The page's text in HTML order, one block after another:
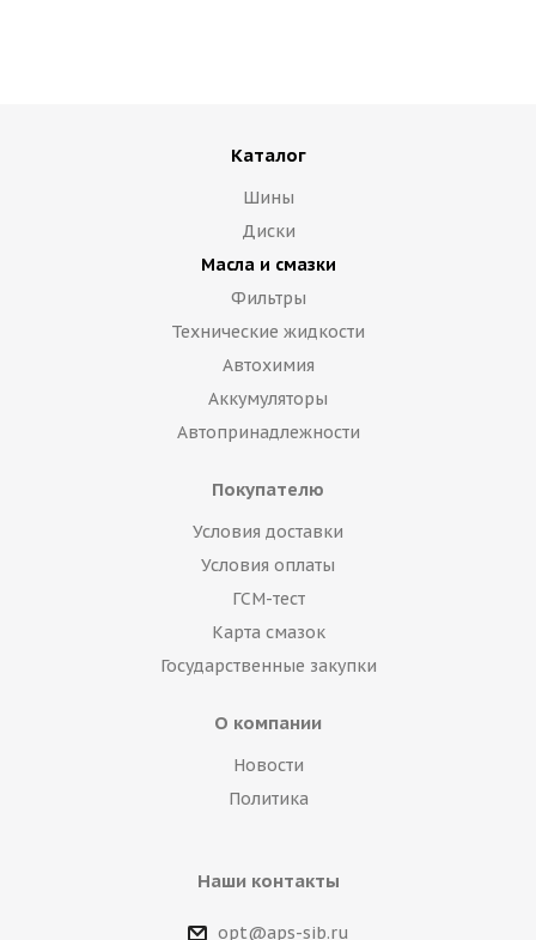
Каталог
Шины
Диски
Масла и смазки
Фильтры
Технические жидкости
Автохимия
Аккумуляторы
Автопринадлежности
Покупателю
Условия доставки
Условия оплаты
ГСМ-тест
Карта смазок
Государственные закупки
О компании
Новости
Политика
Наши контакты
opt@aps-sib.ru